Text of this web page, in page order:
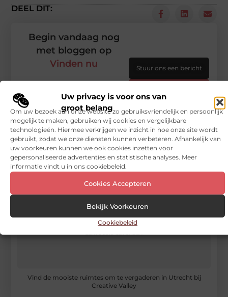
Uw privacy is voor ons van
groot belang
Om uw bezoek aan onze website zo gebruiksvriendelijk en persoonlijk
mogelijk te maken, gebruiken wij cookies en vergelijkbare
technologieën. Hiermee verkrijgen we inzicht in hoe onze site wordt
gebruikt, zodat we onze diensten kunnen verbeteren. Afhankelijk van
uw voorkeuren kunnen we ook cookies inzetten voor
gepersonaliseerde advertenties en statistische analyses. Meer
informatie vindt u in ons cookiebeleid.
Cookies Accepteren
Bekijk Voorkeuren
Cookiebeleid
DEEL DIT:
Vind de mooiste ruimtes om te vergaderen in Utrecht bij
Creative Valley
Begin vandaag nog
met bloggen op
Vinden nu
Stuur ons een bericht